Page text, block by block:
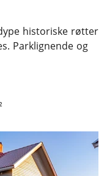
historiske røtter
Parklignende og